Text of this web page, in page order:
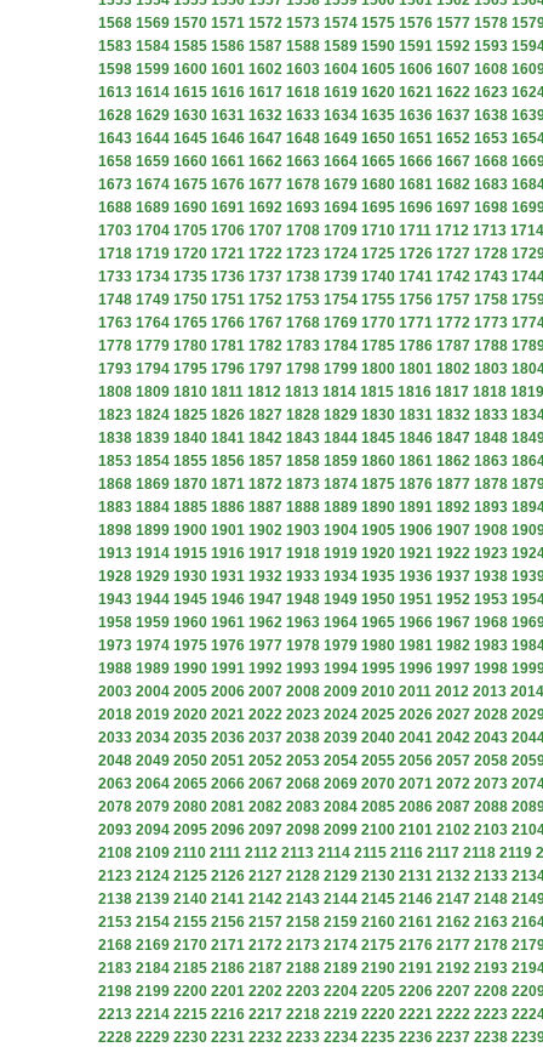
1568 1569 1570 1571 1572 1573 1574 1575 1576 1577 1578
1583 1584 1585 1586 1587 1588 1589 1590 1591 1592 1593
1598 1599 1600 1601 1602 1603 1604 1605 1606 1607 1608
1613 1614 1615 1616 1617 1618 1619 1620 1621 1622 1623
1628 1629 1630 1631 1632 1633 1634 1635 1636 1637 1638
1643 1644 1645 1646 1647 1648 1649 1650 1651 1652 1653
1658 1659 1660 1661 1662 1663 1664 1665 1666 1667 1668
1673 1674 1675 1676 1677 1678 1679 1680 1681 1682 1683
1688 1689 1690 1691 1692 1693 1694 1695 1696 1697 1698
1703 1704 1705 1706 1707 1708 1709 1710 1711 1712 1713 1714
1718 1719 1720 1721 1722 1723 1724 1725 1726 1727 1728
1733 1734 1735 1736 1737 1738 1739 1740 1741 1742 1743
1748 1749 1750 1751 1752 1753 1754 1755 1756 1757 1758
1763 1764 1765 1766 1767 1768 1769 1770 1771 1772 1773
1778 1779 1780 1781 1782 1783 1784 1785 1786 1787 1788
1793 1794 1795 1796 1797 1798 1799 1800 1801 1802 1803
1808 1809 1810 1811 1812 1813 1814 1815 1816 1817 1818 1819
1823 1824 1825 1826 1827 1828 1829 1830 1831 1832 1833
1838 1839 1840 1841 1842 1843 1844 1845 1846 1847 1848
1853 1854 1855 1856 1857 1858 1859 1860 1861 1862 1863
1868 1869 1870 1871 1872 1873 1874 1875 1876 1877 1878
1883 1884 1885 1886 1887 1888 1889 1890 1891 1892 1893
1898 1899 1900 1901 1902 1903 1904 1905 1906 1907 1908
1913 1914 1915 1916 1917 1918 1919 1920 1921 1922 1923
1928 1929 1930 1931 1932 1933 1934 1935 1936 1937 1938
1943 1944 1945 1946 1947 1948 1949 1950 1951 1952 1953
1958 1959 1960 1961 1962 1963 1964 1965 1966 1967 1968
1973 1974 1975 1976 1977 1978 1979 1980 1981 1982 1983
1988 1989 1990 1991 1992 1993 1994 1995 1996 1997 1998
2003 2004 2005 2006 2007 2008 2009 2010 2011 2012 2013 2014
2018 2019 2020 2021 2022 2023 2024 2025 2026 2027 2028
2033 2034 2035 2036 2037 2038 2039 2040 2041 2042 2043
2048 2049 2050 2051 2052 2053 2054 2055 2056 2057 2058
2063 2064 2065 2066 2067 2068 2069 2070 2071 2072 2073
2078 2079 2080 2081 2082 2083 2084 2085 2086 2087 2088
2093 2094 2095 2096 2097 2098 2099 2100 2101 2102 2103
2108 2109 2110 2111 2112 2113 2114 2115 2116 2117 2118 2119
2123 2124 2125 2126 2127 2128 2129 2130 2131 2132 2133
2138 2139 2140 2141 2142 2143 2144 2145 2146 2147 2148
2153 2154 2155 2156 2157 2158 2159 2160 2161 2162 2163
2168 2169 2170 2171 2172 2173 2174 2175 2176 2177 2178
2183 2184 2185 2186 2187 2188 2189 2190 2191 2192 2193
2198 2199 2200 2201 2202 2203 2204 2205 2206 2207 2208
2213 2214 2215 2216 2217 2218 2219 2220 2221 2222 2223
2228 2229 2230 2231 2232 2233 2234 2235 2236 2237 2238